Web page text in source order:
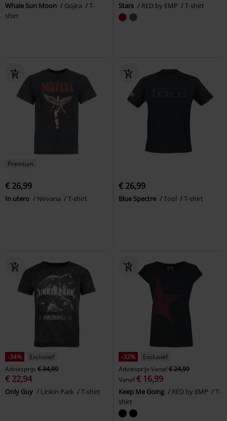
Whale Sun Moon Gojira
T-
shirt
Stars RED by EMP T-shirt
Premium
€ 26,99
In utero Nirvana T-shirt
€ 26,99
Blue Spectre Tool T-shirt
-34%
Exclusief
Adviesprijs € 34,99
€ 22,94
Only Guy Linkin Park T-shirt
-32%
Exclusief
Adviesprijs Vanaf€ 24,99
Vanaf€ 16,99
Keep Me Going RED by EMP
T-
shirt